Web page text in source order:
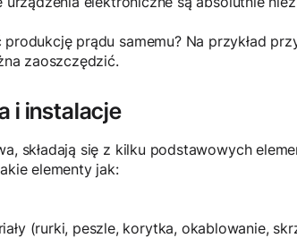
prądu samemu? Na przykład
zaoszczędzić.
i instalacje
składają się z kilku podstawowych
elementy jak:
(rurki, peszle, korytka, okablowanie,